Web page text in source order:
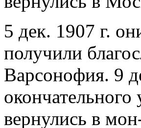
5 дек. 1907 г.
получили
Варсонофия. 9
вернулись в